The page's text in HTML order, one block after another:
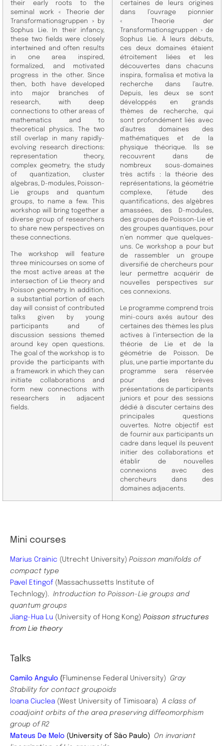
their early roots to the
seminal work « Theorie der
Transformationsgruppen » by
Sophus Lie. In their infancy,
these two fields were closely
intertwined and often results
in one area inspired,
formalized, and motivated
progress in the other. Since
then, both have developed
into major branches of
research, with deep
connections to other areas of
mathematics and to
theoretical physics. The two
still overlap in many rapidly-
evolving research directions:
representation theory,
complex geometry, the study
of quantization, cluster
algebras, D-modules, Poisson-
Lie groups and quantum
groups, to name a few. This
workshop will bring together a
diverse group of researchers
to share new perspectives on
these connections.
The workshop will feature
three minicourses on some of
the most active areas at the
intersection of Lie theory and
Poisson geometry. In addition,
a substantial portion of each
day will consist of contributed
talks given by young
participants and of
discussion sessions themed
around key open questions.
The goal of the workshop is to
provide the participants with
a framework in which they can
initiate collaborations and
form new connections with
researchers in adjacent
fields.
certaines de leurs origines
dans l’ouvrage pionnier
« Theorie der
Transformationsgruppen » de
Sophus Lie. À leurs débuts,
ces deux domaines étaient
étroitement liées et les
découvertes dans chacuns
inspira, formalisa et motiva la
recherche dans l’autre.
Depuis, les deux se sont
développés en grands
thèmes de recherche, qui
sont profondément liés avec
d’autres domaines des
mathématiques et de la
physique théorique. Ils se
recouvrent dans de
nombreux sous-domaines
très actifs : la théorie des
représentations, la géométrie
complexe, l’étude des
quantifications, des algèbres
amassées, des D-modules,
des groupes de Poisson-Lie et
des groupes quantiques, pour
n’en nommer que quelques-
uns. Ce workshop a pour but
de rassembler un groupe
diversifié de chercheurs pour
leur permettre acquérir de
nouvelles perspectives sur
ces connexions.
Le programme comprend trois
mini-cours axés autour des
certaines des thèmes les plus
actives à l’intersection de la
théorie de Lie et de la
géométrie de Poisson. De
plus, une partie importante du
programme sera réservée
pour des brèves
présentations de participants
juniors et pour des sessions
dédié à discuter certains des
principales questions
ouvertes. Notre objectif est
de fournir aux participants un
cadre dans lequel ils peuvent
initier des collaborations et
établir de nouvelles
connexions avec des
chercheurs dans des
domaines adjacents.
Mini courses
Marius Crainic (Utrecht University) Poisson manifolds of
compact type
Pavel Etingof (Massachussetts Institute of
Technlogy). Introduction to Poisson-Lie groups and
quantum groups
Jiang-Hua Lu (University of Hong Kong) Poisson structures
from Lie theory
Talks
Camilo Angulo (Fluminense Federal University) ​ Gray
Stability for contact groupoids
Ioana Ciuclea (West University of Timisoara) A class of
coadjoint orbits of the area preserving diffeomorphism
group of R2
Mateus De Melo (University of São Paulo) On invariant